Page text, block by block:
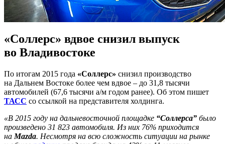
«Соллерс» вдвое снизил выпуск
во Владивостоке
По итогам 2015 года «Соллерс» снизил производство
на Дальнем Востоке более чем вдвое – до 31,8 тысячи
автомобилей (67,6 тысячи а/м годом ранее). Об этом пишет
ТАСС со ссылкой на представителя холдинга.
«В 2015 году на дальневосточной площадке “Соллерса” было
произведено 31 823 автомобиля. Из них 76% приходится
на Mazda. Несмотря на всю сложность ситуации на рынке